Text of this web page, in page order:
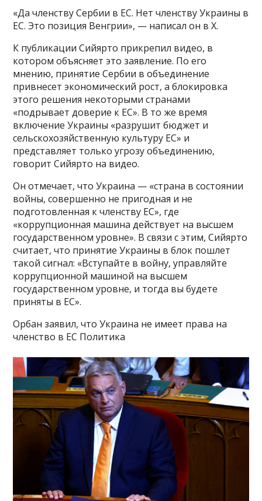
«Да членству Сербии в ЕС. Нет членству Украины в
ЕС. Это позиция Венгрии», — написал он в Х.
К публикации Сийярто прикрепил видео, в
котором объясняет это заявление. По его
мнению, принятие Сербии в объединение
привнесет экономический рост, а блокировка
этого решения некоторыми странами
«подрывает доверие к ЕС». В то же время
включение Украины «разрушит бюджет и
сельскохозяйственную культуру ЕС» и
представляет только угрозу объединению,
говорит Сийярто на видео.
Он отмечает, что Украина — «страна в состоянии
войны, совершенно не пригодная и не
подготовленная к членству ЕС», где
«коррупционная машина действует на высшем
государственном уровне». В связи с этим, Сийярто
считает, что принятие Украины в блок пошлет
такой сигнал: «Вступайте в войну, управляйте
коррупционной машиной на высшем
государственном уровне, и тогда вы будете
приняты в ЕС».
Орбан заявил, что Украина не имеет права на
членство в ЕС Политика